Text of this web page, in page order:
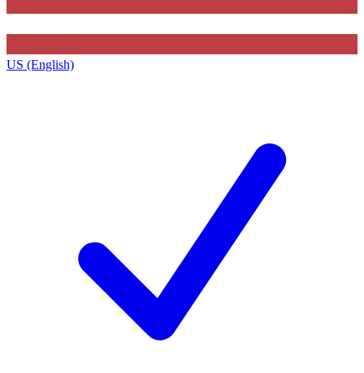
US (English)